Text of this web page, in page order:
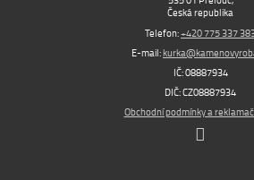
Česká republika
Telefon:+420 775 337
E-mail:
IČ: 08887934
DIČ: CZ08887934
Obchodní podmínky a